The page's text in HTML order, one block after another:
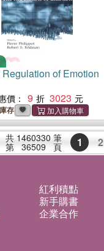
of Emotion
價： 9 3023
存
共 1460330 筆
第 36509 頁 1 2
紅利積點
新手購書
企業合作